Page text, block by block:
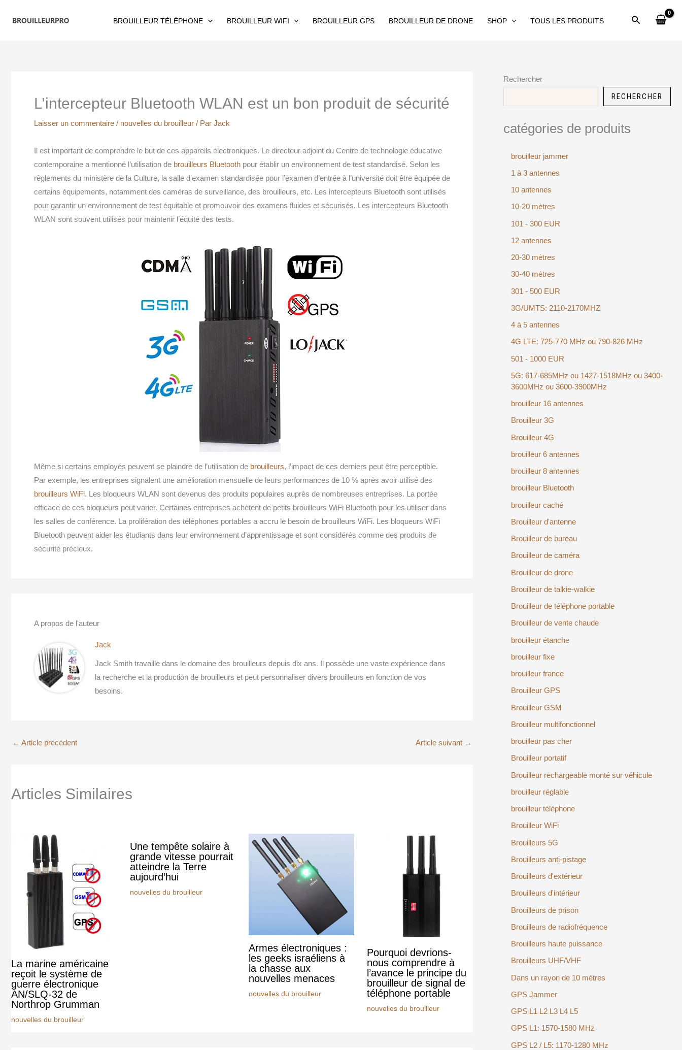
BROUILLEUR TÉLÉPHONE BROUILLEUR WIFI BROUILLEUR GPS BROUILLEUR DE DRONE SHOP TOUS LES PRODUITS
L’intercepteur Bluetooth WLAN est un bon produit de sécurité
Laisser un commentaire / nouvelles du brouilleur / Par Jack
Il est important de comprendre le but de ces appareils électroniques. Le directeur adjoint du Centre de technologie éducative
contemporaine a mentionné l’utilisation de brouilleurs Bluetooth pour établir un environnement de test standardisé. Selon les
règlements du ministère de la Culture, la salle d’examen standardisée pour l’examen d’entrée à l’université doit être équipée de
certains équipements, notamment des caméras de surveillance, des brouilleurs, etc. Les intercepteurs Bluetooth sont utilisés
pour garantir un environnement de test équitable et promouvoir des examens fluides et sécurisés. Les intercepteurs Bluetooth
WLAN sont souvent utilisés pour maintenir l’équité des tests.
Même si certains employés peuvent se plaindre de l’utilisation de brouilleurs, l’impact de ces derniers peut être perceptible.
Par exemple, les entreprises signalent une amélioration mensuelle de leurs performances de 10 % après avoir utilisé des
brouilleurs WiFi. Les bloqueurs WLAN sont devenus des produits populaires auprès de nombreuses entreprises. La portée
efficace de ces bloqueurs peut varier. Certaines entreprises achètent de petits brouilleurs WiFi Bluetooth pour les utiliser dans
les salles de conférence. La prolifération des téléphones portables a accru le besoin de brouilleurs WiFi. Les bloqueurs WiFi
Bluetooth peuvent aider les étudiants dans leur environnement d’apprentissage et sont considérés comme des produits de
sécurité précieux.
A propos de l'auteur
Jack
Jack Smith travaille dans le domaine des brouilleurs depuis dix ans. Il possède une vaste expérience dans
la recherche et la production de brouilleurs et peut personnaliser divers brouilleurs en fonction de vos
besoins.
← Article précédent Article suivant →
Articles Similaires
La marine américaine
reçoit le système de
guerre électronique
AN/SLQ-32 de
Northrop Grumman
nouvelles du brouilleur
Une tempête solaire à
grande vitesse pourrait
atteindre la Terre
aujourd’hui
nouvelles du brouilleur
Armes électroniques :
les geeks israéliens à
la chasse aux
nouvelles menaces
nouvelles du brouilleur
Pourquoi devrions-
nous comprendre à
l’avance le principe du
brouilleur de signal de
téléphone portable
nouvelles du brouilleur
Rechercher
RECHERCHER
catégories de produits
brouilleur jammer
1 à 3 antennes
10 antennes
10-20 mètres
101 - 300 EUR
12 antennes
20-30 mètres
30-40 mètres
301 - 500 EUR
3G/UMTS: 2110-2170MHZ
4 à 5 antennes
4G LTE: 725-770 MHz ou 790-826 MHz
501 - 1000 EUR
5G: 617-685MHz ou 1427-1518MHz ou 3400-
3600MHz ou 3600-3900MHz
brouilleur 16 antennes
Brouilleur 3G
Brouilleur 4G
brouilleur 6 antennes
brouilleur 8 antennes
brouilleur Bluetooth
brouilleur caché
Brouilleur d'antenne
Brouilleur de bureau
Brouilleur de caméra
Brouilleur de drone
Brouilleur de talkie-walkie
Brouilleur de téléphone portable
Brouilleur de vente chaude
brouilleur étanche
brouilleur fixe
brouilleur france
Brouilleur GPS
Brouilleur GSM
Brouilleur multifonctionnel
brouilleur pas cher
Brouilleur portatif
Brouilleur rechargeable monté sur véhicule
brouilleur réglable
brouilleur téléphone
Brouilleur WiFi
Brouilleurs 5G
Brouilleurs anti-pistage
Brouilleurs d'extérieur
Brouilleurs d'intérieur
Brouilleurs de prison
Brouilleurs de radiofréquence
Brouilleurs haute puissance
Brouilleurs UHF/VHF
Dans un rayon de 10 mètres
GPS Jammer
GPS L1 L2 L3 L4 L5
GPS L1: 1570-1580 MHz
GPS L2 / L5: 1170-1280 MHz